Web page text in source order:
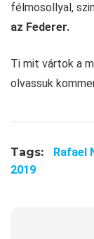
félmosollyal,
az Federer.
Ti mit vártok a
olvassuk
Tags: Rafael
2019